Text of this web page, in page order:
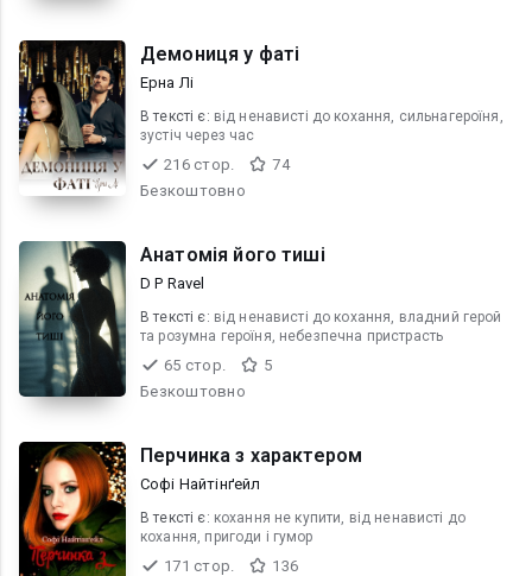
Демониця у фаті
Ерна Лі
В текcті є: від ненависті до кохання, сильнагероїня,
зустіч через час
216 стор.
74
Безкоштовно
Анатомія його тиші
D P Ravel
В текcті є: від ненависті до кохання, владний герой
та розумна героїня, небезпечна пристрасть
65 стор.
5
Безкоштовно
Перчинка з характером
Софі Найтінґейл
В текcті є: кохання не купити, від ненависті до
кохання, пригоди і гумор
171 стор.
136